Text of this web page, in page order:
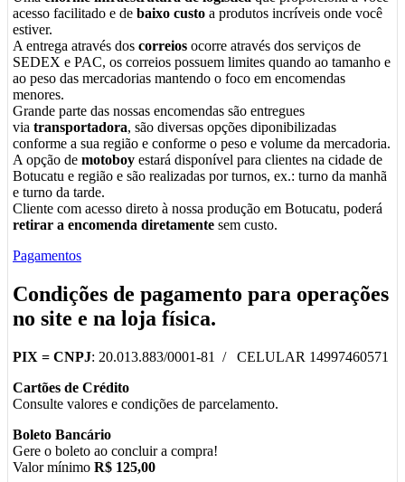
acesso facilitado e de baixo custo a produtos incríveis onde você
estiver.
A entrega através dos correios ocorre através dos serviços de
SEDEX e PAC, os correios possuem limites quando ao tamanho e
ao peso das mercadorias mantendo o foco em encomendas
menores.
Grande parte das nossas encomendas são entregues
via transportadora, são diversas opções diponibilizadas
conforme a sua região e conforme o peso e volume da mercadoria.
A opção de motoboy estará disponível para clientes na cidade de
Botucatu e região e são realizadas por turnos, ex.: turno da manhã
e turno da tarde.
Cliente com acesso direto à nossa produção em Botucatu, poderá
retirar a encomenda diretamente sem custo.
Pagamentos
Condições de pagamento para operações
no site e na loja física.
PIX = CNPJ: 20.013.883/0001-81 / CELULAR 14997460571
Cartões de Crédito
Consulte valores e condições de parcelamento.
Boleto Bancário
Gere o boleto ao concluir a compra!
Valor mínimo R$ 125,00